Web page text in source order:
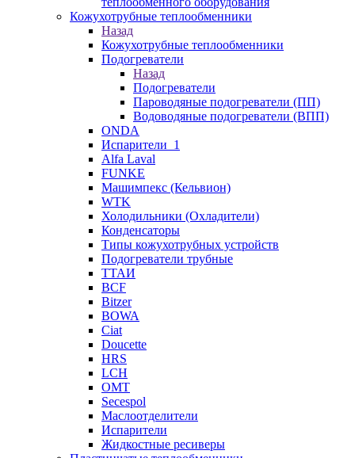
Кожухотрубные теплообменники
Назад
Кожухотрубные теплообменники
Подогреватели
Назад
Подогреватели
Пароводяные подогреватели (ПП)
Водоводяные подогреватели (ВПП)
ONDA
Испарители_1
Alfa Laval
FUNKE
Машимпекс (Кельвион)
WTK
Холодильники (Охладители)
Конденсаторы
Типы кожухотрубных устройств
Подогреватели трубные
ТТАИ
BCF
Bitzer
BOWA
Ciat
Doucette
HRS
LCH
OMT
Secespol
Маслоотделители
Испарители
Жидкостные ресиверы